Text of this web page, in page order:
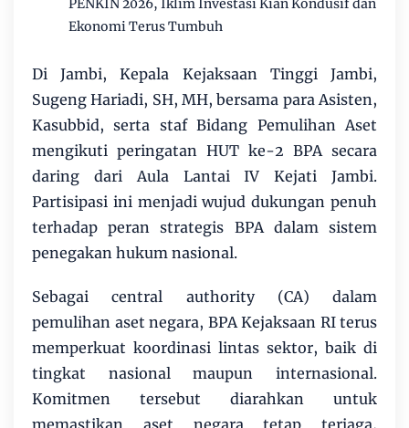
Ekonomi Terus Tumbuh
Di Jambi, Kepala Kejaksaan Tinggi Jambi,
Sugeng Hariadi, SH, MH, bersama para Asisten,
Kasubbid, serta staf Bidang Pemulihan Aset
mengikuti peringatan HUT ke-2 BPA secara
daring dari Aula Lantai IV Kejati Jambi.
Partisipasi ini menjadi wujud dukungan penuh
terhadap peran strategis BPA dalam sistem
penegakan hukum nasional.
Sebagai central authority (CA) dalam
pemulihan aset negara, BPA Kejaksaan RI terus
memperkuat koordinasi lintas sektor, baik di
tingkat nasional maupun internasional.
Komitmen tersebut diarahkan untuk
memastikan aset negara tetap terjaga,